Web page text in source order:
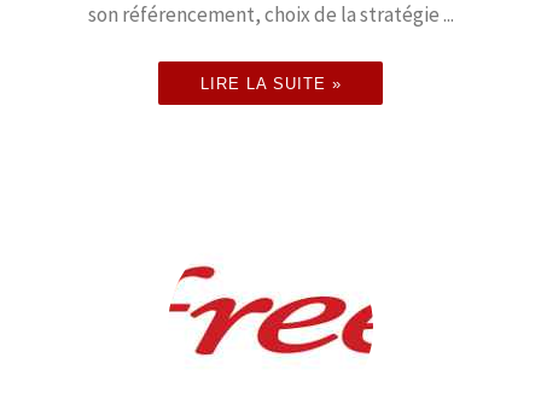
son référencement, choix de la stratégie ...
LIRE LA SUITE »